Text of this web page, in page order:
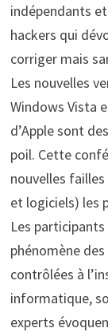
indépendants
hackers qui
corriger mais
Les nouvelles
Windows Vista
d’Apple sont
poil. Cette
nouvelles
et logiciels) les
Les
phénomène
contrôlées à
informatique,
experts